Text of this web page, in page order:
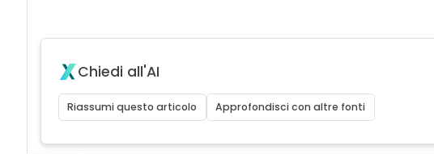
Chiedi all'AI
Riassumi questo articolo Approfondisci con altre fonti